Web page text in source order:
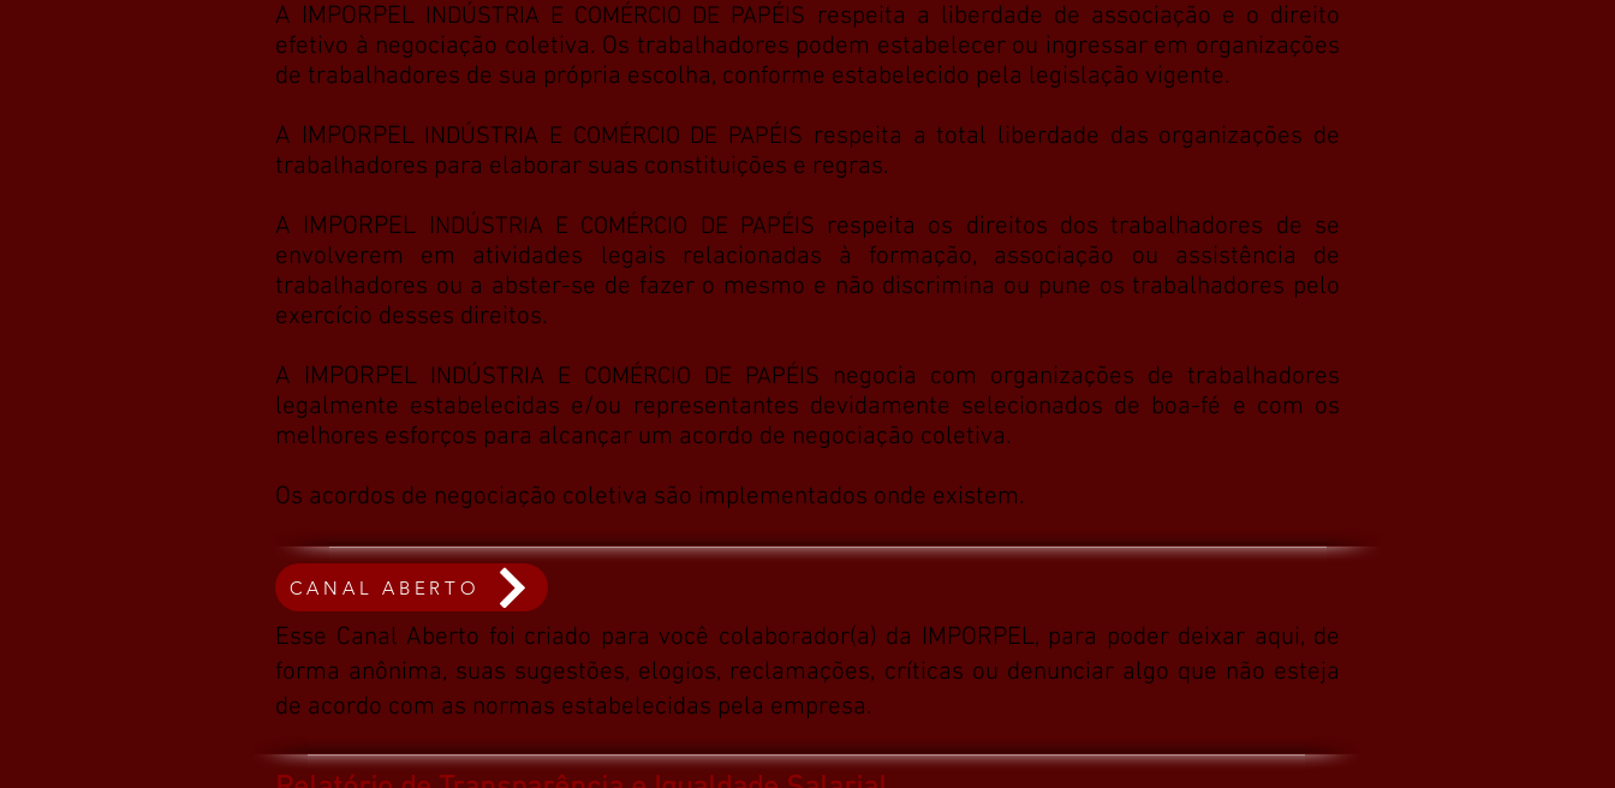
A IMPORPEL INDÚSTRIA E COMÉRCIO DE PAPÉIS respeita a liberdade de associação e o direito
efetivo à negociação coletiva. Os trabalhadores podem estabelecer ou ingressar em organizações
de trabalhadores de sua própria escolha, conforme estabelecido pela legislação vigente.
A IMPORPEL INDÚSTRIA E COMÉRCIO DE PAPÉIS respeita a total liberdade das organizações de
trabalhadores para elaborar suas constituições e regras.
A IMPORPEL INDÚSTRIA E COMÉRCIO DE PAPÉIS respeita os direitos dos trabalhadores de se
envolverem em atividades legais relacionadas à formação, associação ou assistência de
trabalhadores ou a abster-se de fazer o mesmo e não discrimina ou pune os trabalhadores pelo
exercício desses direitos.
A IMPORPEL INDÚSTRIA E COMÉRCIO DE PAPÉIS negocia com organizações de trabalhadores
legalmente estabelecidas e/ou representantes devidamente selecionados de boa-fé e com os
melhores esforços para alcançar um acordo de negociação coletiva.
Os acordos de negociação coletiva são implementados onde existem.
CANAL ABERTO
Esse Canal Aberto foi criado para você colaborador(a) da IMPORPEL, para poder deixar aqui, de
forma anônima, suas sugestões, elogios, reclamações, críticas ou denunciar algo que não esteja
de acordo com as normas estabelecidas pela empresa.